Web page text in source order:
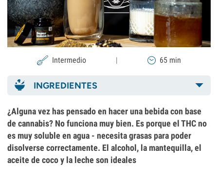
Intermedio | 65 min
INGREDIENTES
¿Alguna vez has pensado en hacer una bebida con base
de cannabis? No funciona muy bien. Es porque el THC no
es muy soluble en agua - necesita grasas para poder
disolverse correctamente. El alcohol, la mantequilla, el
aceite de coco y la leche son ideales